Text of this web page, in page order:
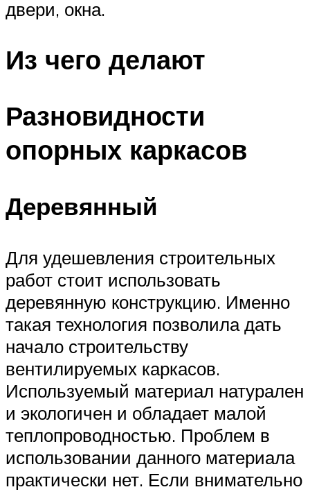
двери, окна.
Из чего делают
Разновидности
опорных каркасов
Деревянный
Для удешевления строительных
работ стоит использовать
деревянную конструкцию. Именно
такая технология позволила дать
начало строительству
вентилируемых каркасов.
Используемый материал натурален
и экологичен и обладает малой
теплопроводностью. Проблем в
использовании данного материала
практически нет. Если внимательно